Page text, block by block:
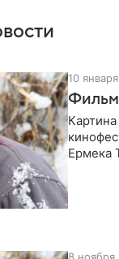
10
Фильм
Ермека